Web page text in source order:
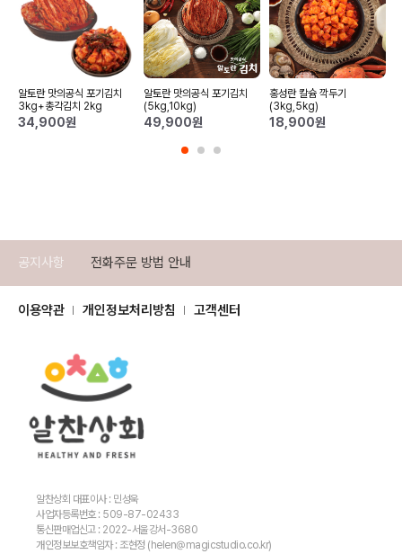
알토란 맛의공식 포기김치
3kg+총각김치 2kg
34,900원
알토란 맛의공식 포기김치
(5kg,10kg)
49,900원
홍성란 칼슘 깍두기
(3kg,5kg)
18,900원
공지사항 전화주문 방법 안내
이용약관 개인정보처리방침 고객센터
알찬상회 대표이사 : 민성욱
사업자등록번호 : 509-87-02433
통신판매업신고 : 2022-서울강서-3680
개인정보보호책임자 : 조현정 (helen@magicstudio.co.kr)